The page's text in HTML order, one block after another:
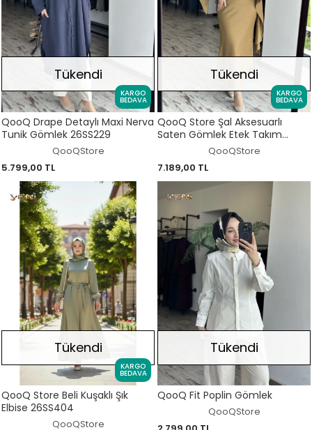
KARGO
BEDAVA
Tükendi
QooQ Drape Detaylı Maxi Nerva
Tunik Gömlek 26SS229
QooQStore
5.799,00 TL
KARGO
BEDAVA
Tükendi
QooQ Store Şal Aksesuarlı
Saten Gömlek Etek Takım
QooQStore
7.189,00 TL
KARGO
BEDAVA
Tükendi
QooQ Store Beli Kuşaklı Şık
Elbise 26SS404
QooQStore
Tükendi
QooQ Fit Poplin Gömlek
QooQStore